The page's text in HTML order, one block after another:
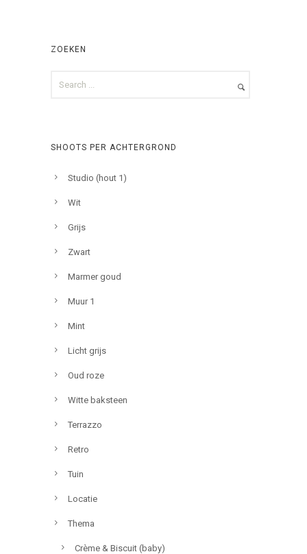
ZOEKEN
SHOOTS PER ACHTERGROND
Studio (hout 1)
Wit
Grijs
Zwart
Marmer goud
Muur 1
Mint
Licht grijs
Oud roze
Witte baksteen
Terrazzo
Retro
Tuin
Locatie
Thema
Crème & Biscuit (baby)